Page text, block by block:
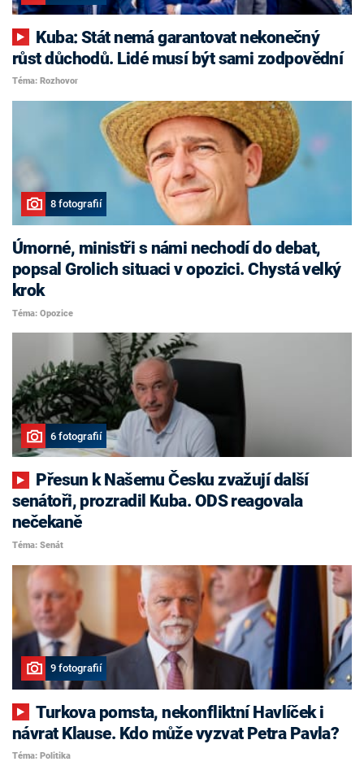
růst důchodů. Lidé musí být sami zodpovědní
Téma: Rozhovor
8 fotografií
Úmorné, ministři s námi nechodí do debat,
popsal Grolich situaci v opozici. Chystá velký
krok
Téma: Opozice
6 fotografií
senátoři, prozradil Kuba. ODS reagovala
nečekaně
Téma: Senát
9 fotografií
Turkova pomsta, nekonfliktní Havlíček i
návrat Klause. Kdo může vyzvat Petra Pavla?
Téma: Politika